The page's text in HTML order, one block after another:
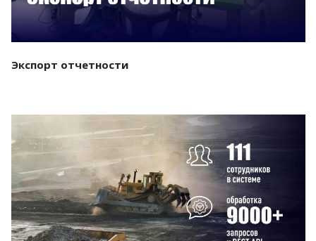
Экспорт отчетности
Смотреть проект